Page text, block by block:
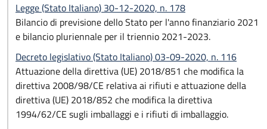
Legge (Stato Italiano) 30-12-2020, n. 178
Bilancio di previsione dello Stato per l'anno finanziario 2021
e bilancio pluriennale per il triennio 2021-2023.
Decreto legislativo (Stato Italiano) 03-09-2020, n. 116
Attuazione della direttiva (UE) 2018/851 che modifica la
direttiva 2008/98/CE relativa ai rifiuti e attuazione della
direttiva (UE) 2018/852 che modifica la direttiva
1994/62/CE sugli imballaggi e i rifiuti di imballaggio.